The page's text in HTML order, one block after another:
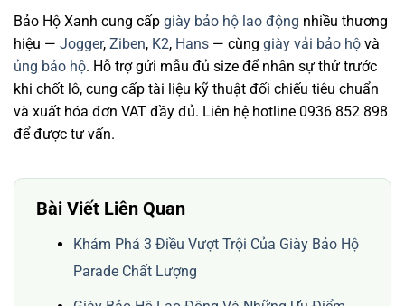
Bảo Hộ Xanh cung cấp giày bảo hộ lao động nhiều thương
hiệu — Jogger, Ziben, K2, Hans — cùng giày vải bảo hộ và
ủng bảo hộ. Hỗ trợ gửi mẫu đủ size để nhân sự thử trước
khi chốt lô, cung cấp tài liệu kỹ thuật đối chiếu tiêu chuẩn
và xuất hóa đơn VAT đầy đủ. Liên hệ hotline 0936 852 898
để được tư vấn.
Bài Viết Liên Quan
Khám Phá 3 Điều Vượt Trội Của Giày Bảo Hộ
Parade Chất Lượng